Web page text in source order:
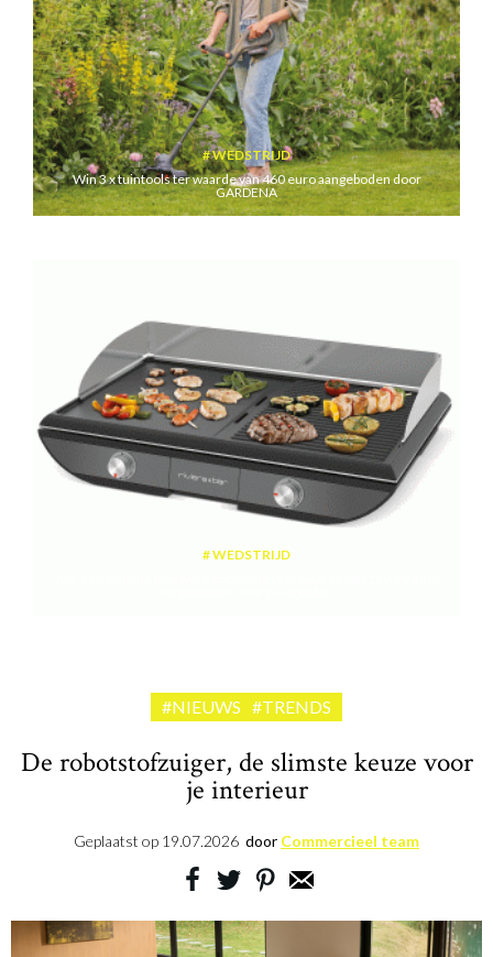
WEDSTRIJD
Win 3 x tuintools ter waarde van 460 euro aangeboden door
GARDENA
WEDSTRIJD
#NIEUWS #TRENDS
De robotstofzuiger, de slimste keuze voor
je interieur
Geplaatst op 19.07.2026 door Commercieel team